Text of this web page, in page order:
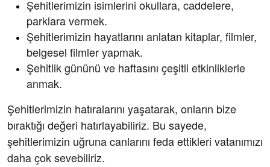
Şehitlerimizin isimlerini okullara, caddelere,
parklara vermek.
Şehitlerimizin hayatlarını anlatan kitaplar, filmler,
belgesel filmler yapmak.
Şehitlik gününü ve haftasını çeşitli etkinliklerle
anmak.
Şehitlerimizin hatıralarını yaşatarak, onların bize
bıraktığı değeri hatırlayabiliriz. Bu sayede,
şehitlerimizin uğruna canlarını feda ettikleri vatanımızı
daha çok sevebiliriz.